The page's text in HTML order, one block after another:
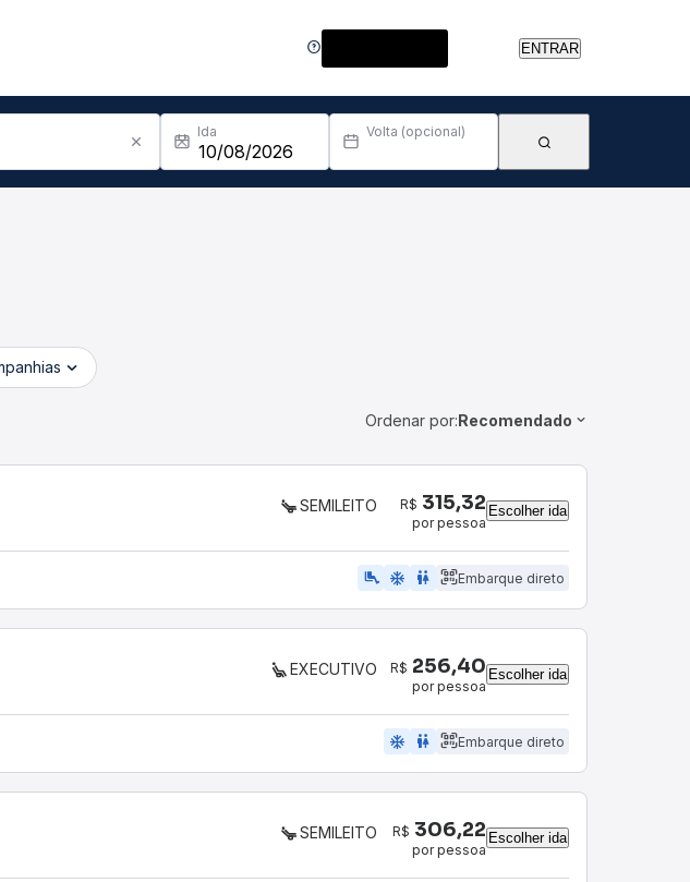
ENTRAR
Ida Volta (opcional)
Ordenar por:Recomendado
SEMILEITO R$ 315,32
por pessoa
Escolher ida
airline_seat_legroom_extra ac_unit WC Embarque direto
EXECUTIVO R$ 256,40
por pessoa
Escolher ida
ac_unit wc Embarque direto
SEMILEITO R$ 306,22
por pessoa
Escolher ida